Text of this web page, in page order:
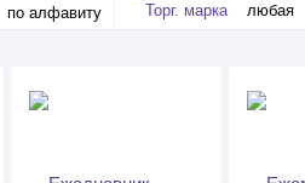
по алфавиту Торг. марка любая